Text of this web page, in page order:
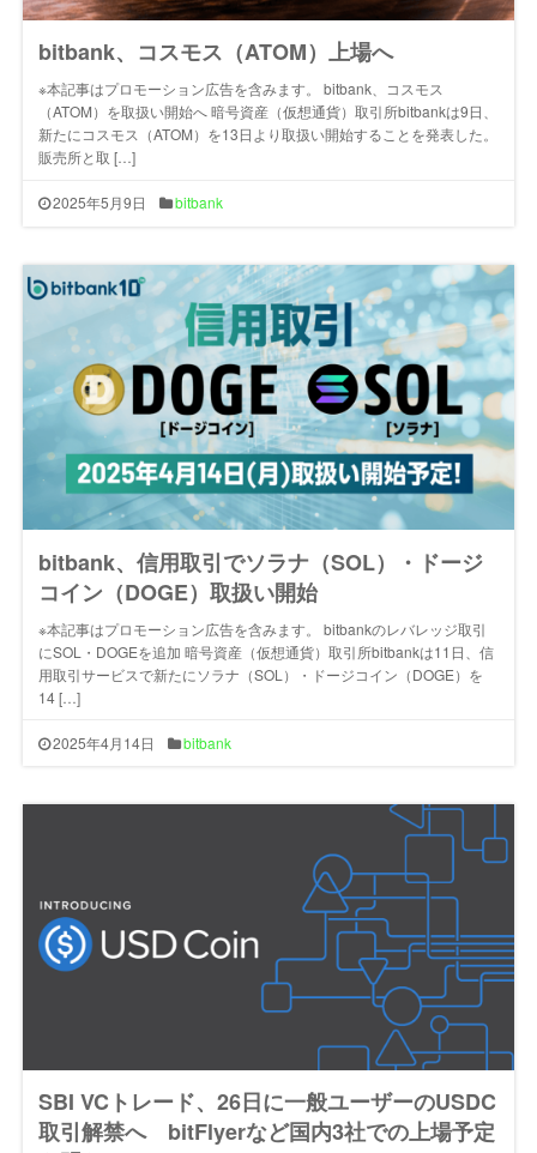
bitbank、コスモス（ATOM）上場へ
※本記事はプロモーション広告を含みます。 bitbank、コスモス
（ATOM）を取扱い開始へ 暗号資産（仮想通貨）取引所bitbankは9日、
新たにコスモス（ATOM）を13日より取扱い開始することを発表した。
販売所と取 […]
2025年5月9日 bitbank
bitbank、信用取引でソラナ（SOL）・ドージ
コイン（DOGE）取扱い開始
※本記事はプロモーション広告を含みます。 bitbankのレバレッジ取引
にSOL・DOGEを追加 暗号資産（仮想通貨）取引所bitbankは11日、信
用取引サービスで新たにソラナ（SOL）・ドージコイン（DOGE）を
14 […]
2025年4月14日 bitbank
SBI VCトレード、26日に一般ユーザーのUSDC
取引解禁へ bitFlyerなど国内3社での上場予定